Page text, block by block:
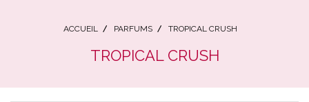
ACCUEIL PARFUMS TROPICAL CRUSH
TROPICAL CRUSH